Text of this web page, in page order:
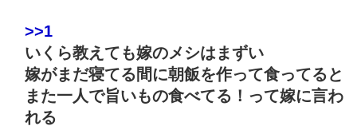
>>1
いくら教えても嫁のメシはまずい
嫁がまだ寝てる間に朝飯を作って食ってると
また一人で旨いもの食べてる！って嫁に言わ
れる